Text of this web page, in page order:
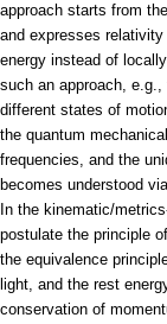
approach starts from
and expresses
energy instead of
such an approach,
different states of
the quantum
frequencies, and the
becomes understood
In the kinematic/
postulate the principle
the equivalence
light, and the rest
conservation of